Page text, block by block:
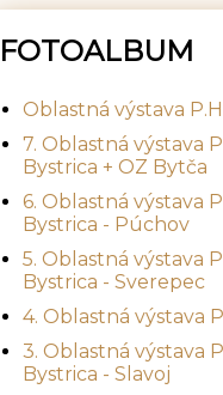
FOTOALBUM
Oblastná výstava
7. Oblastná výstava
Bystrica + OZ Bytča
6. Oblastná výstava
Bystrica - Púchov
5. Oblastná výstava
Bystrica - Sverepec
4. Oblastná výstava
3. Oblastná výstava
Bystrica - Slavoj